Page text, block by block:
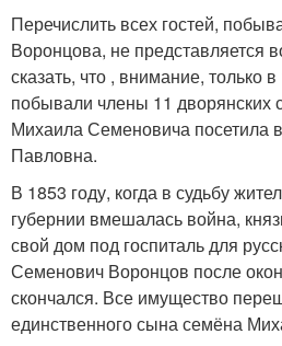
Перечислить всех гостей,
Воронцова, не представляется
сказать, что , внимание, только
побывали члены 11 дворянских
Михаила Семеновича посетила
Павловна.
В 1853 году, когда в судьбу
губернии вмешалась война,
свой дом под госпиталь для
Семенович Воронцов после
скончался. Все имущество
единственного сына семёна